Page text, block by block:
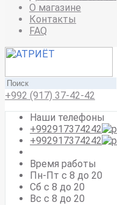
О магазине
Контакты
FAQ
+992 (917) 37-42-42
Наши телефоны
+992917374242
+992917374242
Время работы
Пн-Пт с 8 до 20
Сб с 8 до 20
Вс c 8 до 20